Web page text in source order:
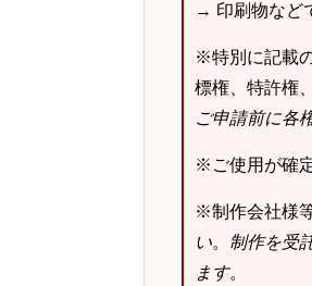
→ 印刷物など
※特別に記載
標権、特許権
ご申請前に各
※ご使用が確
※制作会社様
い。 制作を受
ます。